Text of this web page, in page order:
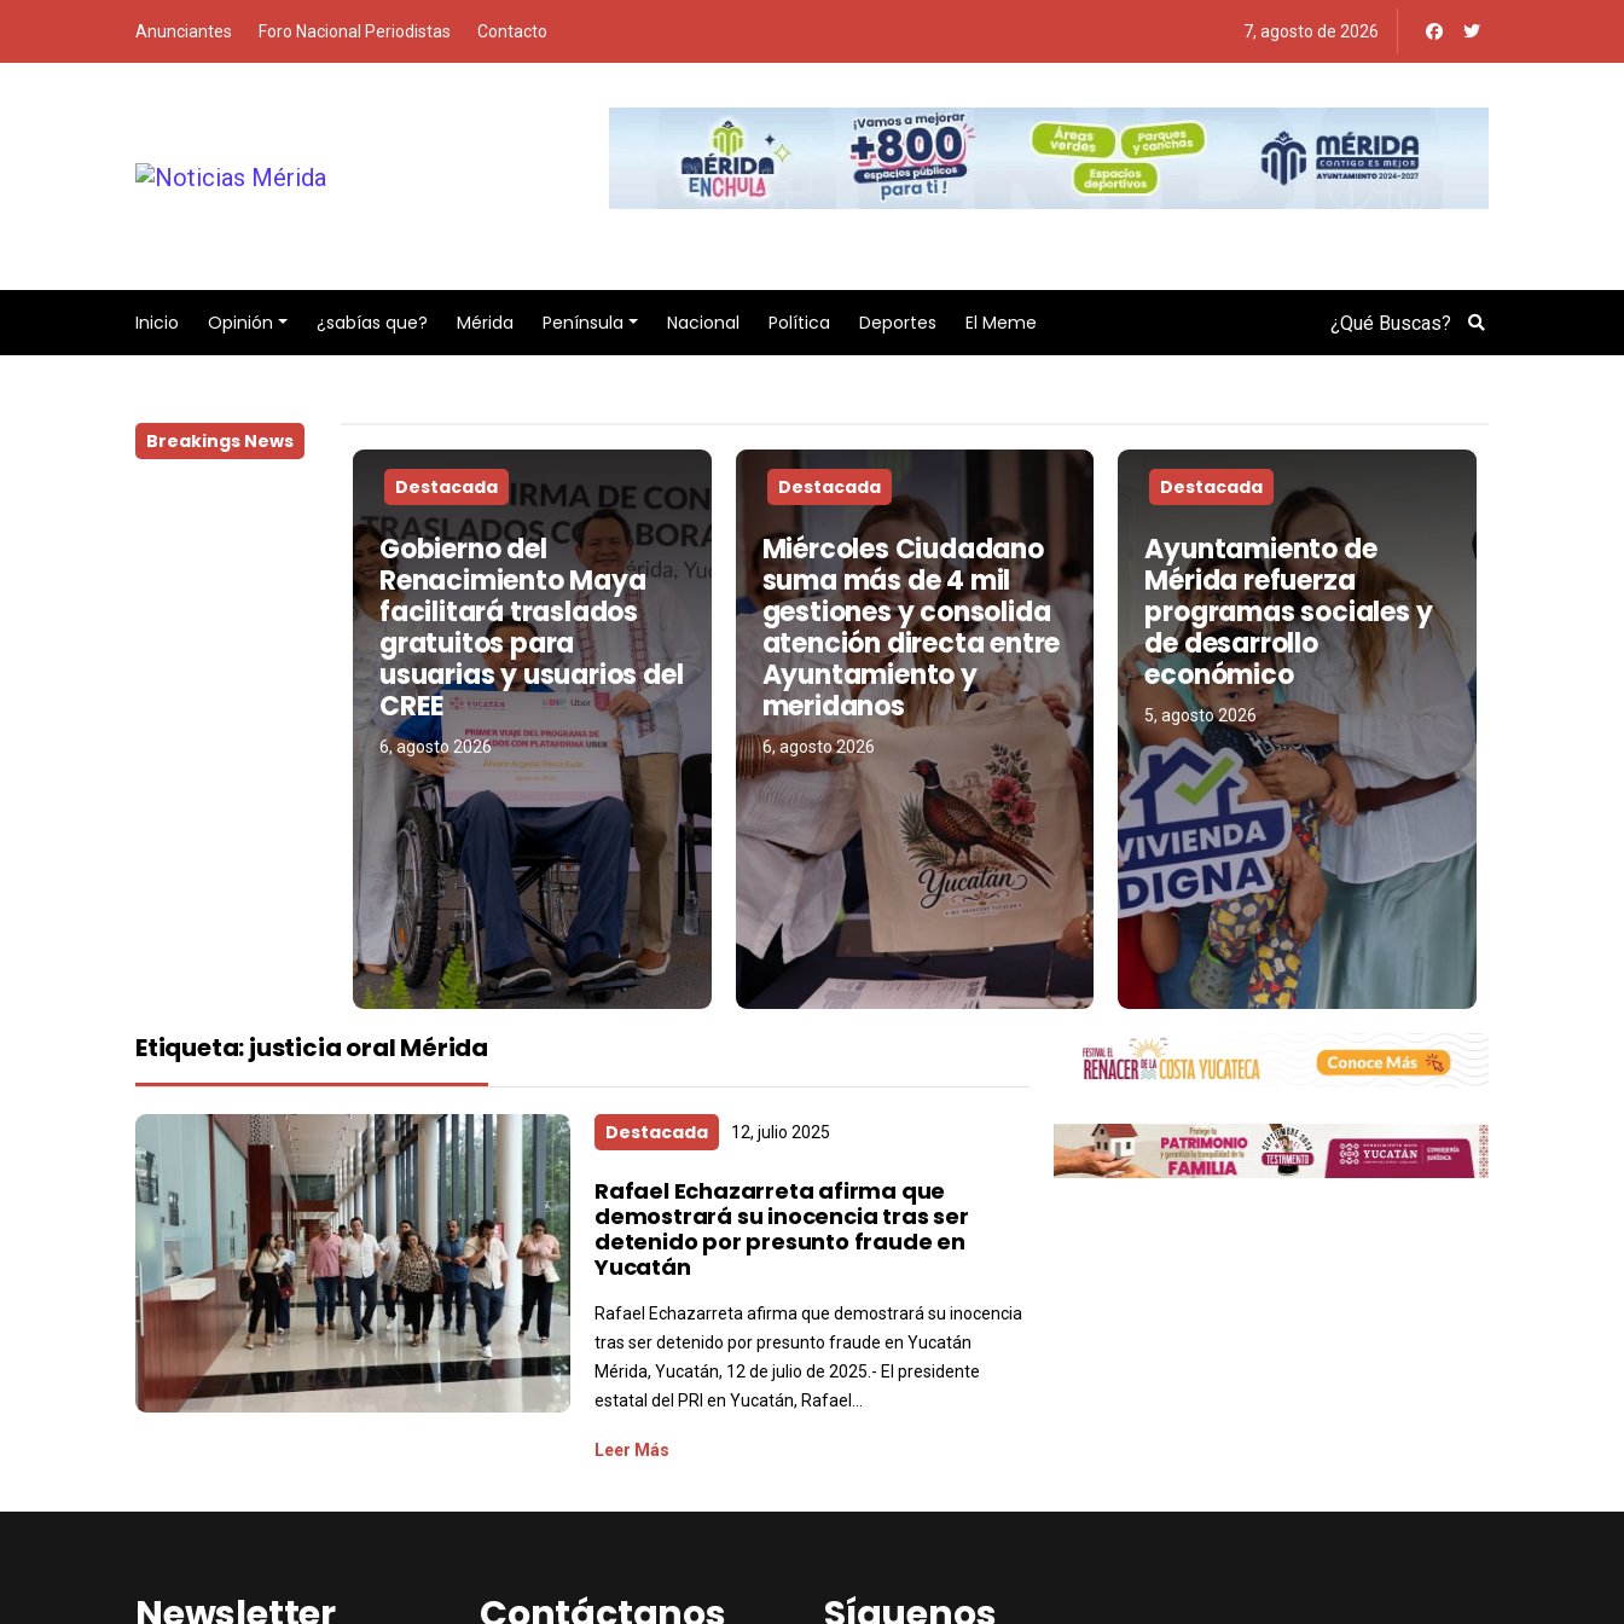
Anunciantes Foro Nacional Periodistas Contacto 7, agosto de 2026
Inicio Opinión ¿sabías que? Mérida Península Nacional Política Deportes El Meme Search
Breakings News
Destacada
Gobierno del
Renacimiento Maya
facilitará traslados
gratuitos para
usuarias y usuarios del
CREE
6, agosto 2026
Destacada
Miércoles Ciudadano
suma más de 4 mil
gestiones y consolida
atención directa entre
Ayuntamiento y
meridanos
6, agosto 2026
Destacada
Ayuntamiento de
Mérida refuerza
programas sociales y
de desarrollo
económico
5, agosto 2026
Etiqueta:justicia oral Mérida
Destacada 12, julio 2025
Rafael Echazarreta afirma que
demostrará su inocencia tras ser
detenido por presunto fraude en
Yucatán
Rafael Echazarreta afirma que demostrará su inocencia
tras ser detenido por presunto fraude en Yucatán
Mérida, Yucatán, 12 de julio de 2025.- El presidente
estatal del PRI en Yucatán, Rafael...
Leer Más